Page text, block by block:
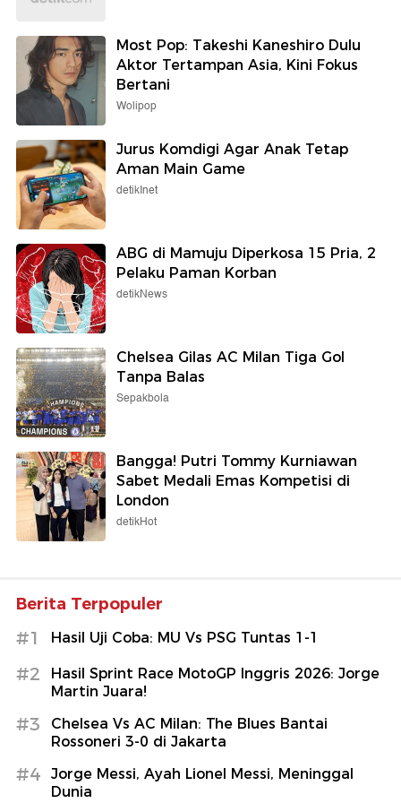
Most Pop: Takeshi Kaneshiro Dulu
Aktor Tertampan Asia, Kini Fokus
Bertani
Wolipop
Jurus Komdigi Agar Anak Tetap
Aman Main Game
detikInet
ABG di Mamuju Diperkosa 15 Pria, 2
Pelaku Paman Korban
detikNews
Chelsea Gilas AC Milan Tiga Gol
Tanpa Balas
Sepakbola
Bangga! Putri Tommy Kurniawan
Sabet Medali Emas Kompetisi di
London
detikHot
Berita Terpopuler
#1 Hasil Uji Coba: MU Vs PSG Tuntas 1-1
#2
Hasil Sprint Race MotoGP Inggris 2026: Jorge
Martin Juara!
#3
Chelsea Vs AC Milan: The Blues Bantai
Rossoneri 3-0 di Jakarta
#4
Jorge Messi, Ayah Lionel Messi, Meninggal
Dunia